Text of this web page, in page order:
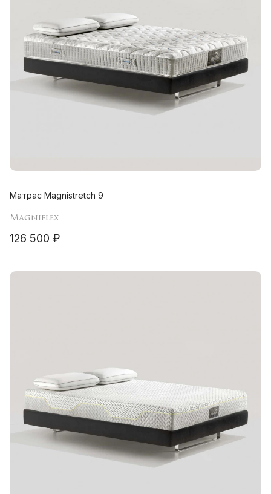
Матрас Magnistretch 9
Magniflex
126 500 ₽